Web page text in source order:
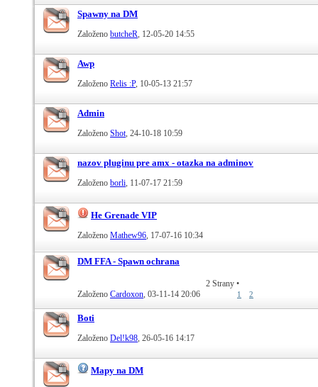
Spawny na DM
Založeno butcheR ‎, 12-05-20 14:55
Awp
Založeno Relis :P‎, 10-05-13 21:57
Admin
Založeno Shot ‎, 24-10-18 10:59
nazov pluginu pre amx - otazka na adminov
Založeno borli ‎, 11-07-17 21:59
He Grenade VIP
Založeno Mathew96 ‎, 17-07-16 10:34
DM FFA - Spawn ochrana
Založeno Cardoxon‎, 03-11-14 20:06
2 Strany •
1 2
Boti
Založeno Del!k98‎, 26-05-16 14:17
Mapy na DM